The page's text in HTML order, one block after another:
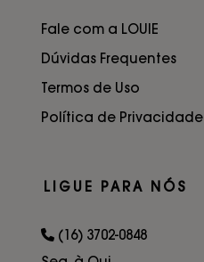
Fale com a LOUIE
Dúvidas Frequentes
Termos de Uso
Política de Privacidade
LIGUE PARA NÓS
(16) 3702-0848